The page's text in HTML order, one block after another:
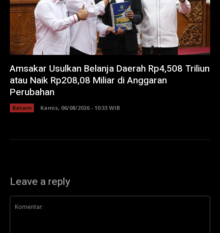
Amsakar Usulkan Belanja Daerah Rp4,508 Triliun
atau Naik Rp208,08 Miliar di Anggaran
Perubahan
Batam Kamis, 06/08/2026 - 10:33 WIB
Leave a reply